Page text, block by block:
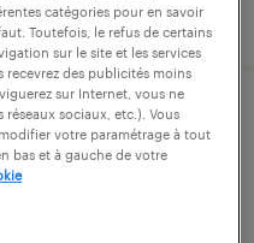
catégories pour en savoir
Toutefois, le refus de certains
sur le site et les services
des publicités moins
sur Internet, vous ne
sociaux, etc.). Vous
votre paramétrage à tout
bas et à gauche de votre